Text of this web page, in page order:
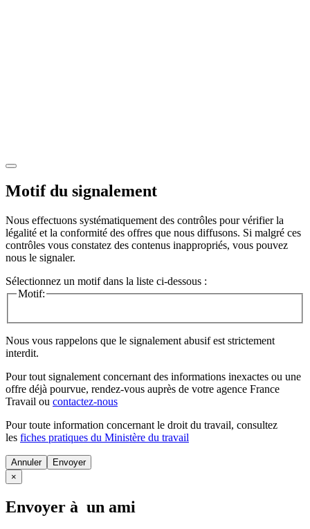
Motif du signalement
Nous effectuons systématiquement des contrôles pour vérifier la
légalité et la conformité des offres que nous diffusons. Si malgré ces
contrôles vous constatez des contenus inappropriés, vous pouvez
nous le signaler.
Sélectionnez un motif dans la liste ci-dessous :
Motif:
Nous vous rappelons que le signalement abusif est strictement
interdit.
Pour tout signalement concernant des informations inexactes ou une
offre déjà pourvue, rendez-vous auprès de votre agence France
Travail ou contactez-nous
Pour toute information concernant le droit du travail, consultez
les fiches pratiques du Ministère du travail
Annuler
×
Envoyer à un ami